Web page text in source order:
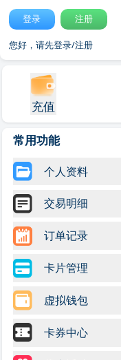
登录 注册
您好，请先登录/注册
充值
常用功能
个人资料
交易明细